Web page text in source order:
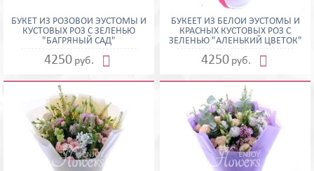
БУКЕТ ИЗ РОЗОВОЙ ЭУСТОМЫ И
КУСТОВЫХ РОЗ С ЗЕЛЕНЬЮ
"БАГРЯНЫЙ САД"
4250 руб. 
БУКЕЕТ ИЗ БЕЛОЙ ЭУСТОМЫ И
КРАСНЫХ КУСТОВЫХ РОЗ С
ЗЕЛЕНЬЮ "АЛЕНЬКИЙ ЦВЕТОК"
4250 руб. 